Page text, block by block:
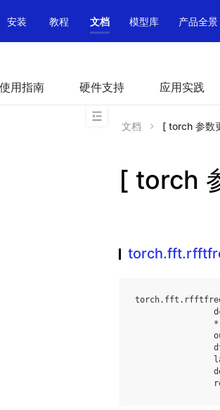
安装
教程 文档 模型库 产品全景
使用指南 硬件支持 应用实践
文档 [ torch 参
[ torch
torch. fft .
d
*